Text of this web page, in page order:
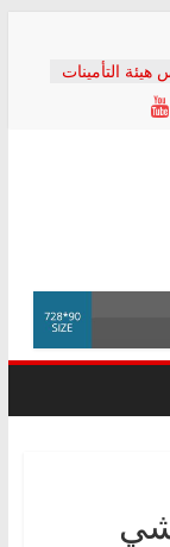
التأمينات
لا ينهي
ونطالب بكشف
الصحي إلى
لجنة “الحق
الانتهاكات
وانتهاء أعمال
يعلن
زهران.. ويؤكد:
العادلة